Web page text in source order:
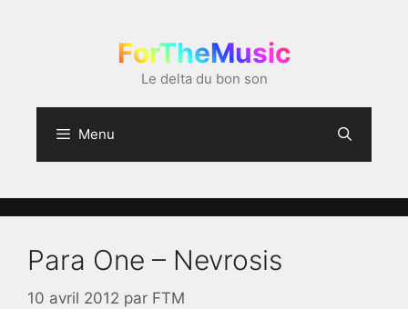
ForTheMusic
Le delta du bon son
Menu
Para One – Nevrosis
10 avril 2012 par FTM